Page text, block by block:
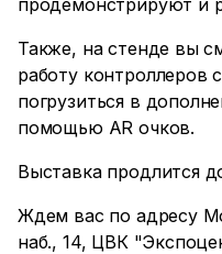
продемонстрируют и
Также, на стенде вы
работу контроллеров
погрузиться в
помощью AR очков.
Выставка продлится
Ждем вас по адресу
наб., 14, ЦВК